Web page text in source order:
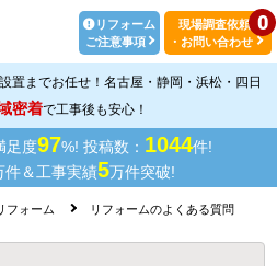
リフォーム
ご注意事項
0
現場調査依頼
・お問い合わせ
置までお任せ！名古屋・静岡・浜松・四日
密着で工事後も安心！
足度97%! 投稿数： 1044件!
件＆工事実績5万件突破!
フォーム リフォームのよくある質問